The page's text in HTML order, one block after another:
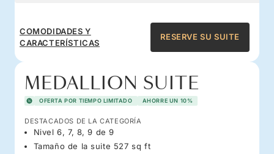
COMODIDADES Y
CARACTERÍSTICAS
RESERVE SU SUITE
MEDALLION SUITE
OFERTA POR TIEMPO LIMITADO AHORRE UN 10%
DESTACADOS DE LA CATEGORÍA
Nivel 6, 7, 8, 9 de 9
Tamaño de la suite 527 sq ft